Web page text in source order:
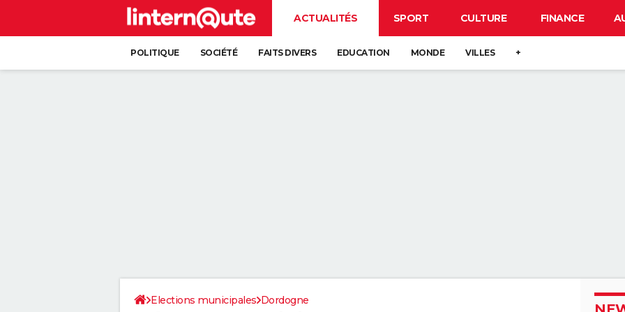
ACTUALITÉS SPORT CULTURE FINANCE
POLITIQUE SOCIÉTÉ FAITS DIVERS EDUCATION MONDE VILLES +
Elections municipales Dordogne